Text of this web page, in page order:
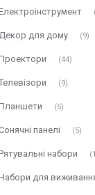
для дому 9
44
9
5
панелі 5
набори 1
для